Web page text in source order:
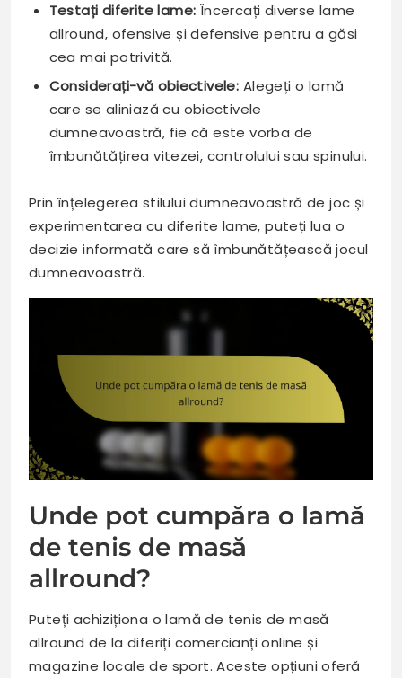
Testați diferite lame: Încercați diverse lame
allround, ofensive și defensive pentru a găsi
cea mai potrivită.
Considerați-vă obiectivele: Alegeți o lamă
care se aliniază cu obiectivele
dumneavoastră, fie că este vorba de
îmbunătățirea vitezei, controlului sau spinului.
Prin înțelegerea stilului dumneavoastră de joc și
experimentarea cu diferite lame, puteți lua o
decizie informată care să îmbunătățească jocul
dumneavoastră.
Unde pot cumpăra o lamă
de tenis de masă
allround?
Puteți achiziționa o lamă de tenis de masă
allround de la diferiți comercianți online și
magazine locale de sport. Aceste opțiuni oferă